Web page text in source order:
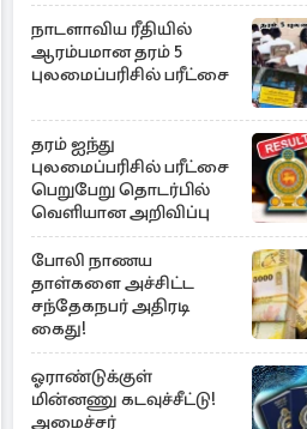
நாடளாவிய ரீதியில்
ஆரம்பமான தரம் 5
புலமைப்பரிசில் பரீட்சை
தரம் ஐந்து
புலமைப்பரிசில் பரீட்சை
பெறுபேறு தொடர்பில்
வெளியான அறிவிப்பு
போலி நாணய
தாள்களை அச்சிட்ட
சந்தேகநபர் அதிரடி
கைது!
ஓராண்டுக்குள்
மின்னணு கடவுச்சீட்டு!
அமைச்சர்